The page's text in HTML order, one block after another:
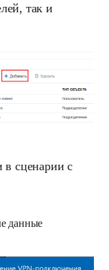
так и
в сценарии с
данные